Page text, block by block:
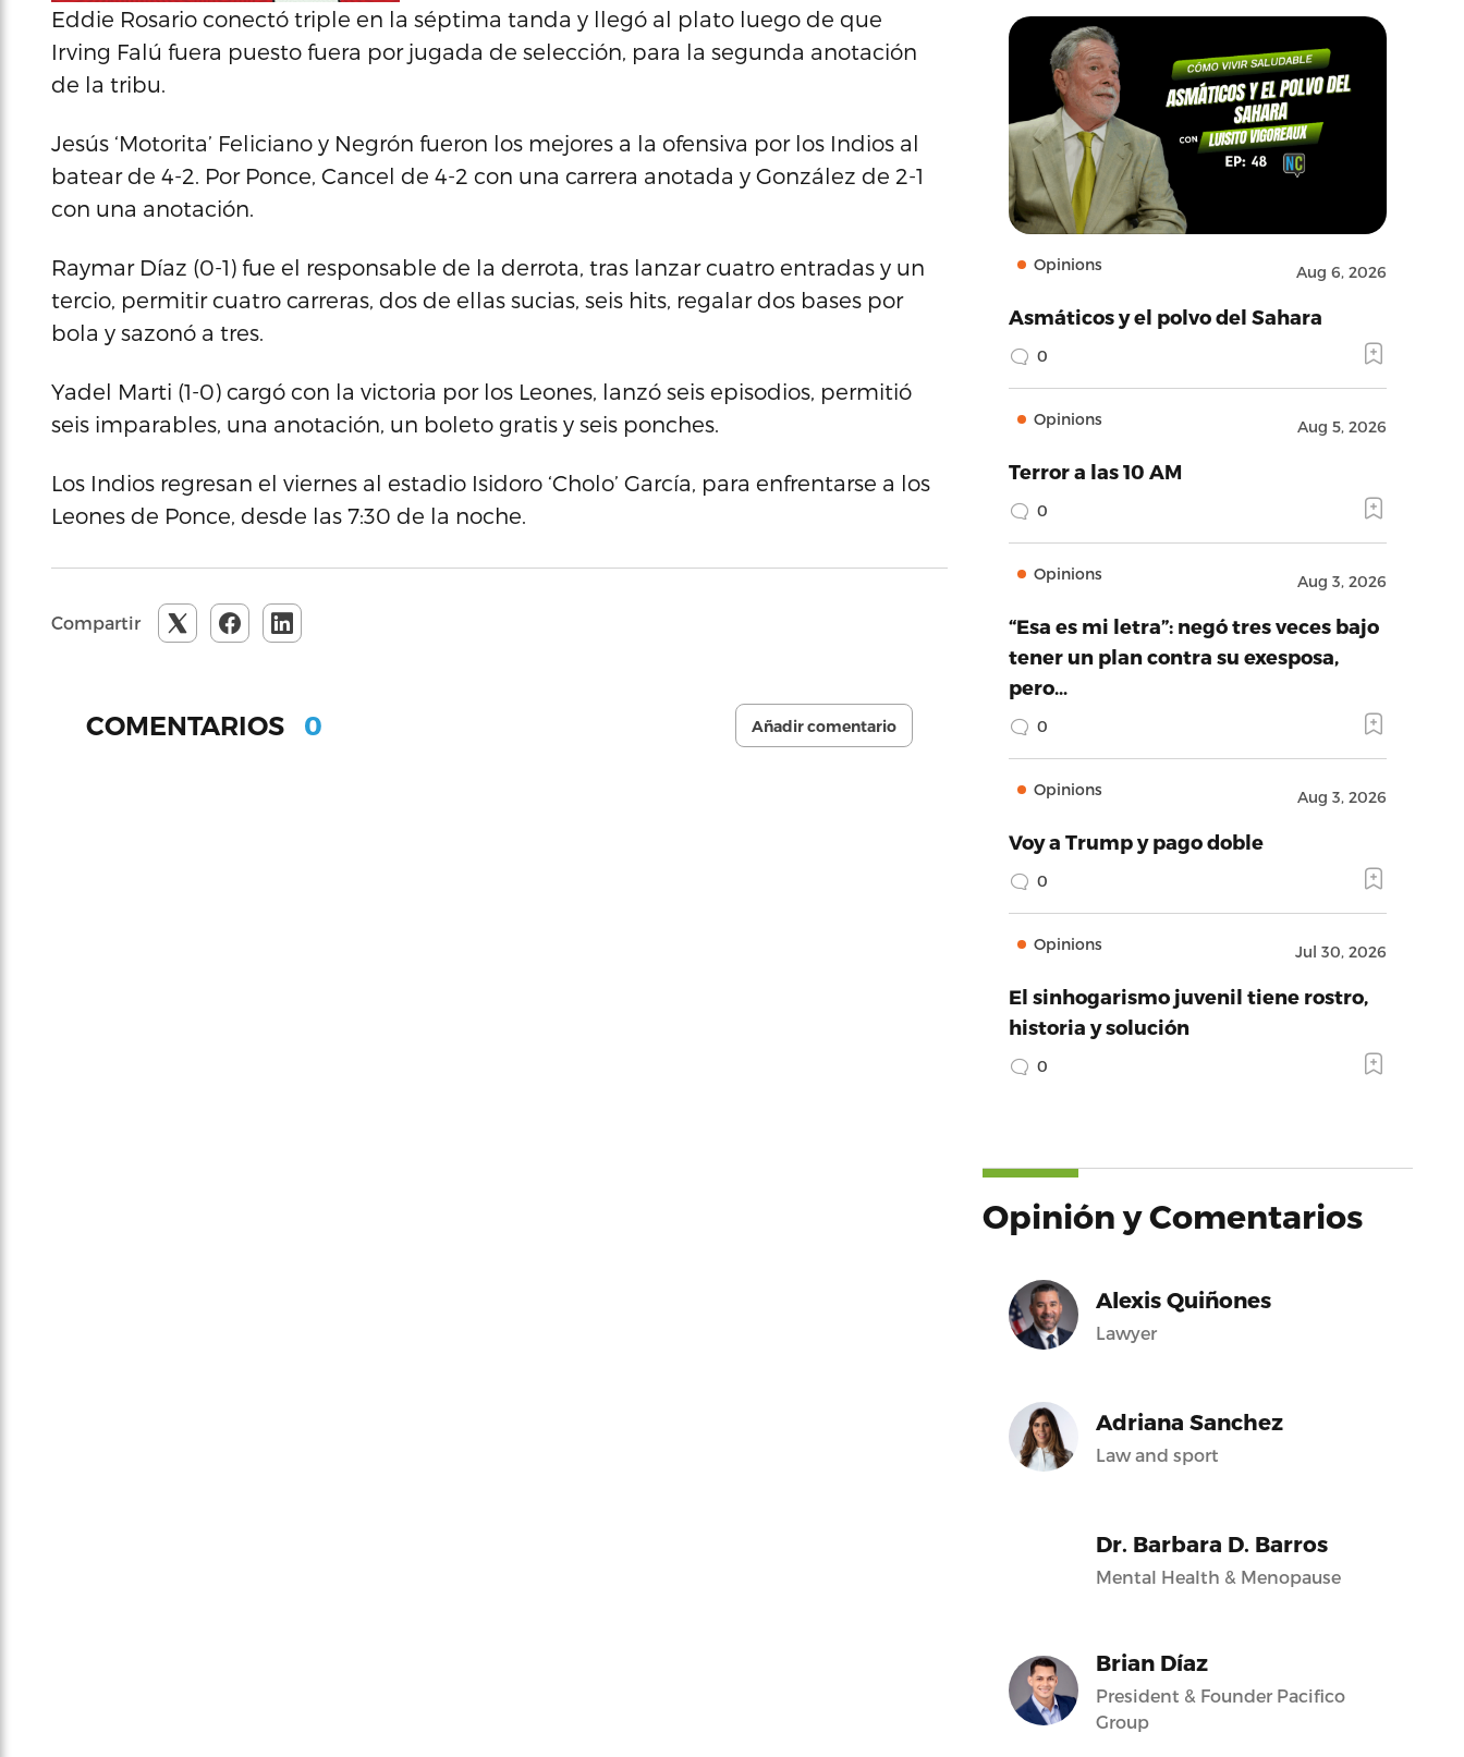
Eddie Rosario conectó triple en la séptima tanda y llegó al plato luego de que
Irving Falú fuera puesto fuera por jugada de selección, para la segunda anotación
de la tribu.
Jesús ‘Motorita’ Feliciano y Negrón fueron los mejores a la ofensiva por los Indios al
batear de 4-2. Por Ponce, Cancel de 4-2 con una carrera anotada y González de 2-1
con una anotación.
Raymar Díaz (0-1) fue el responsable de la derrota, tras lanzar cuatro entradas y un
tercio, permitir cuatro carreras, dos de ellas sucias, seis hits, regalar dos bases por
bola y sazonó a tres.
Yadel Marti (1-0) cargó con la victoria por los Leones, lanzó seis episodios, permitió
seis imparables, una anotación, un boleto gratis y seis ponches.
Los Indios regresan el viernes al estadio Isidoro ‘Cholo’ García, para enfrentarse a los
Leones de Ponce, desde las 7:30 de la noche.
Compartir
COMENTARIOS 0 Añadir comentario
Opinions Aug 6, 2026
Asmáticos y el polvo del Sahara
0
Opinions Aug 5, 2026
Terror a las 10 AM
0
Opinions Aug 3, 2026
“Esa es mi letra”: negó tres veces bajo
tener un plan contra su exesposa,
pero…
0
Opinions Aug 3, 2026
Voy a Trump y pago doble
0
Opinions Jul 30, 2026
El sinhogarismo juvenil tiene rostro,
historia y solución
0
Opinión y Comentarios
Alexis Quiñones
Lawyer
Adriana Sanchez
Law and sport
Dr. Barbara D. Barros
Mental Health & Menopause
Brian Díaz
President & Founder Pacifico
Group